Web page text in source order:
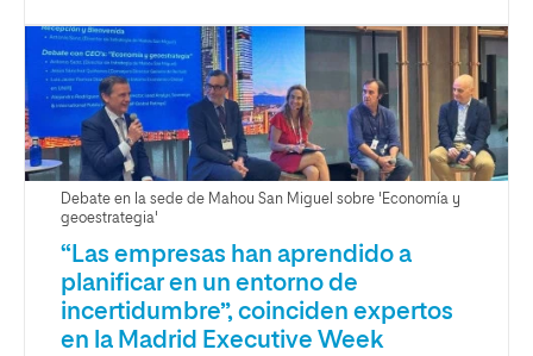
Debate en la sede de Mahou San Miguel sobre 'Economía y
geoestrategia'
“Las empresas han aprendido a
planificar en un entorno de
incertidumbre”, coinciden expertos
en la Madrid Executive Week